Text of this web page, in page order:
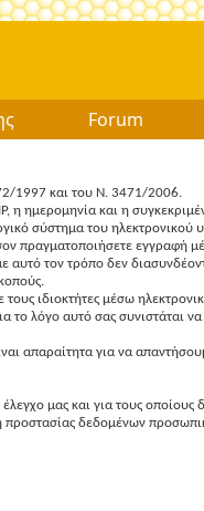
Forum
1997 και του Ν. 3471/2006.
η ημερομηνία και η
σύστημα του ηλεκτρονικού
πραγματοποιήσετε εγγραφή
αυτό τον τρόπο δεν
ιδιοκτήτες μέσω
το λόγο αυτό σας συνιστάται
απαραίτητα για να
μας και για τους
προστασίας δεδομένων